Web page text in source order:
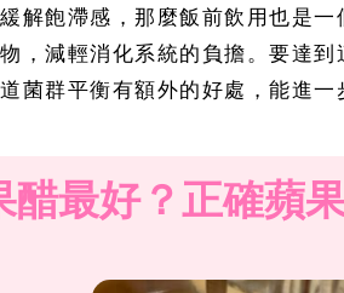
解飽滯感，那麼飯前飲用也是
，減輕消化系統的負擔。要達
菌群平衡有額外的好處，能進一
最好？正確蘋